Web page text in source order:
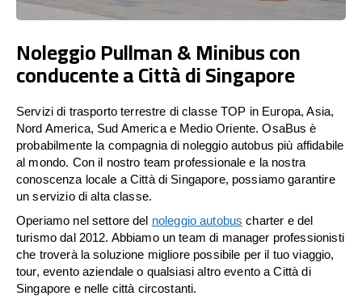
Noleggio Pullman & Minibus con
conducente a Città di Singapore
Servizi di trasporto terrestre di classe TOP in Europa, Asia,
Nord America, Sud America e Medio Oriente. OsaBus è
probabilmente la compagnia di noleggio autobus più affidabile
al mondo. Con il nostro team professionale e la nostra
conoscenza locale a Città di Singapore, possiamo garantire
un servizio di alta classe.
Operiamo nel settore del noleggio autobus charter e del
turismo dal 2012. Abbiamo un team di manager professionisti
che troverà la soluzione migliore possibile per il tuo viaggio,
tour, evento aziendale o qualsiasi altro evento a Città di
Singapore e nelle città circostanti.